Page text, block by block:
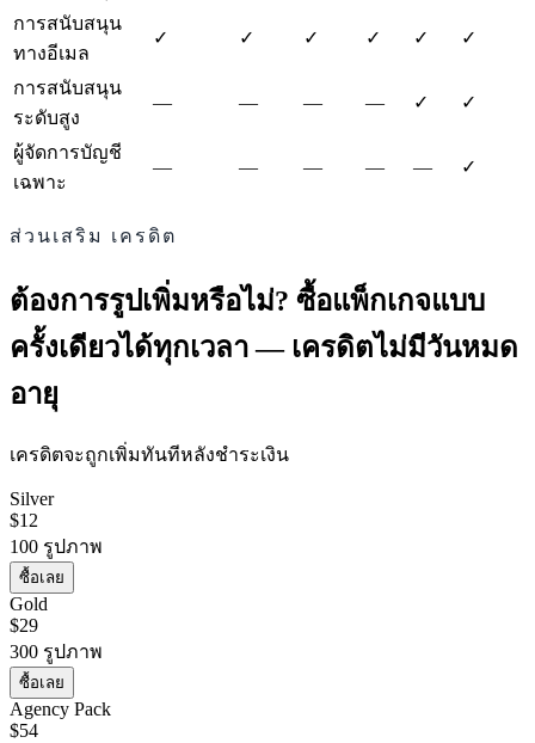
การสนับสนุน
ทางอีเมล
✓ ✓ ✓ ✓ ✓ ✓
การสนับสนุน
ระดับสูง
— — — — ✓ ✓
ผู้จัดการบัญชี
เฉพาะ
— — — — — ✓
ส่วนเสริม เครดิต
ต้องการรูปเพิ่มหรือไม่? ซื้อแพ็กเกจแบบ
ครั้งเดียวได้ทุกเวลา — เครดิตไม่มีวันหมด
อายุ
เครดิตจะถูกเพิ่มทันทีหลังชำระเงิน
Silver
$12
100 รูปภาพ
ซื้อเลย
Gold
$29
300 รูปภาพ
ซื้อเลย
Agency Pack
$54